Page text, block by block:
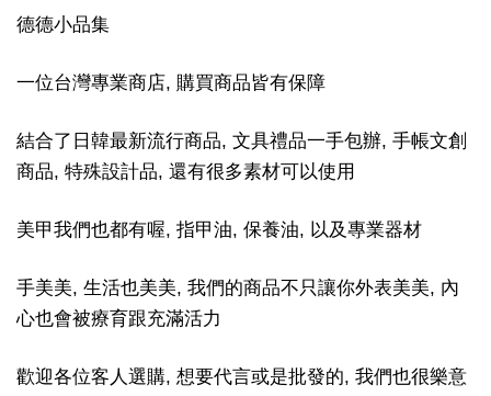
德德小品集
一位台灣專業商店, 購買商品皆有保障
結合了日韓最新流行商品, 文具禮品一手包辦, 手帳文創
商品, 特殊設計品, 還有很多素材可以使用
美甲我們也都有喔, 指甲油, 保養油, 以及專業器材
手美美, 生活也美美, 我們的商品不只讓你外表美美, 內
心也會被療育跟充滿活力
歡迎各位客人選購, 想要代言或是批發的, 我們也很樂意